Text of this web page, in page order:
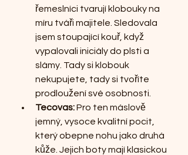
řemeslníci tvarují klobouky na
míru tváři majitele. Sledovala
jsem stoupající kouř, když
vypalovali iniciály do plsti a
slámy. Tady si klobouk
nekupujete, tady si tvoříte
prodloužení své osobnosti.
Tecovas: Pro ten máslově
jemný, vysoce kvalitní pocit,
který obepne nohu jako druhá
kůže. Jejich boty mají klasickou